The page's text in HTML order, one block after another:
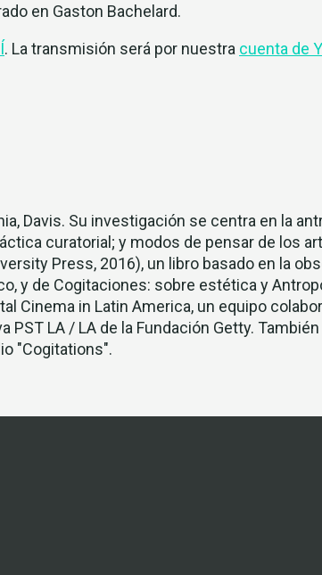
en Gaston Bachelard.
. La transmisión será por nuestra cuenta de
Davis. Su investigación se centra en la
curatorial; y modos de pensar de los
Press, 2016), un libro basado en la
y de Cogitaciones: sobre estética y
Cinema in Latin America, un equipo
LA / LA de la Fundación Getty.
"Cogitations".